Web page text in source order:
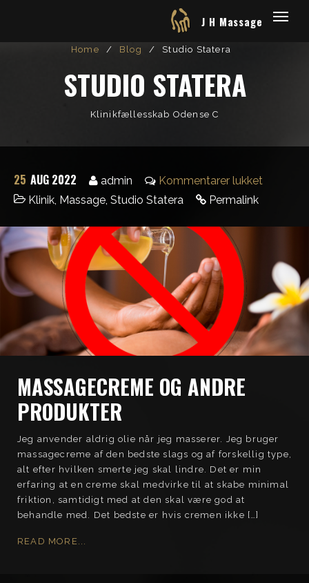
J H Massage
Home / Blog / Studio Statera
STUDIO STATERA
Klinikfællesskab Odense C
25 AUG 2022 admin
Kommentarer lukket
Klinik, Massage, Studio Statera Permalink
MASSAGECREME OG ANDRE
PRODUKTER
Jeg anvender aldrig olie når jeg masserer. Jeg bruger
massagecreme af den bedste slags og af forskellig type,
alt efter hvilken smerte jeg skal lindre. Det er min
erfaring at en creme skal medvirke til at skabe minimal
friktion, samtidigt med at den skal være god at
behandle med. Det bedste er hvis cremen ikke […]
READ MORE...